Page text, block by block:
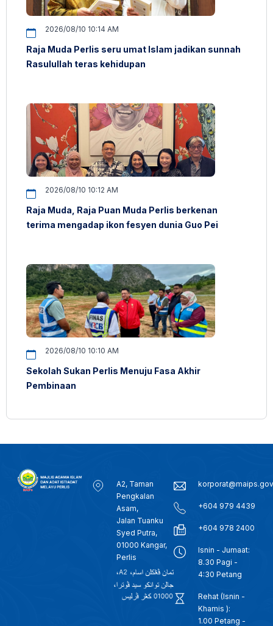
2026/08/10 10:14 AM
Raja Muda Perlis seru umat Islam jadikan sunnah
Rasulullah teras kehidupan
2026/08/10 10:12 AM
Raja Muda, Raja Puan Muda Perlis berkenan
terima mengadap ikon fesyen dunia Guo Pei
2026/08/10 10:10 AM
Sekolah Sukan Perlis Menuju Fasa Akhir
Pembinaan
A2, Taman
Pengkalan
Asam,
Jalan Tuanku
Syed Putra,
01000 Kangar,
Perlis
+604 979 4439
+604 978 2400
Isnin - Jumaat:
8.30 Pagi -
4:30 Petang
Rehat (Isnin -
Khamis ):
1.00 Petang -